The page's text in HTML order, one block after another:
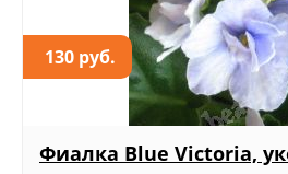
130 руб.
Фиалка Blue Victoria,